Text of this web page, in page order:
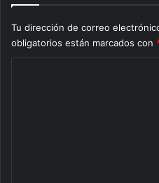
Tu dirección de correo
obligatorios están marcados con